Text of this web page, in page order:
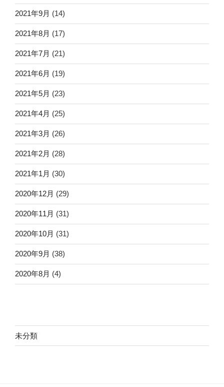
2021年9月 (14)
2021年8月 (17)
2021年7月 (21)
2021年6月 (19)
2021年5月 (23)
2021年4月 (25)
2021年3月 (26)
2021年2月 (28)
2021年1月 (30)
2020年12月 (29)
2020年11月 (31)
2020年10月 (31)
2020年9月 (38)
2020年8月 (4)
未分類